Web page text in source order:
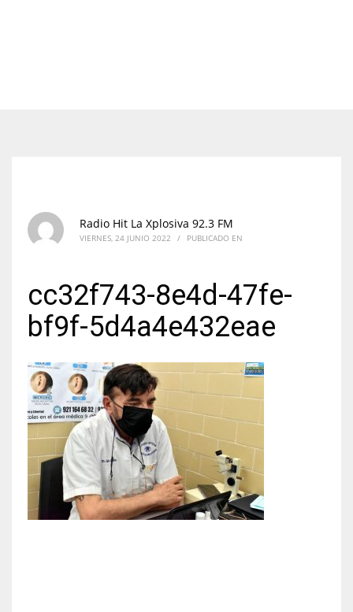
Radio Hit La Xplosiva 92.3 FM
VIERNES, 24 JUNIO 2022 / PUBLICADO EN
cc32f743-8e4d-47fe-
bf9f-5d4a4e432eae